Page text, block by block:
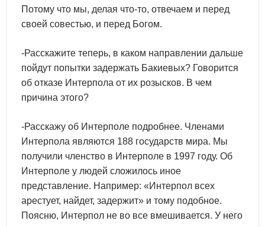
Потому что мы, делая что-то, отвечаем и перед
своей совестью, и перед Богом.
-Расскажите теперь, в каком направлении дальше
пойдут попытки задержать Бакиевых? Говорится
об отказе Интерпола от их розысков. В чем
причина этого?
-Расскажу об Интерполе подробнее. Членами
Интерпола являются 188 государств мира. Мы
получили членство в Интерполе в 1997 году. Об
Интерполе у людей сложилось иное
представление. Например: «Интерпол всех
арестует, найдет, задержит» и тому подобное.
Поясню, Интерпол не во все вмешивается. У него